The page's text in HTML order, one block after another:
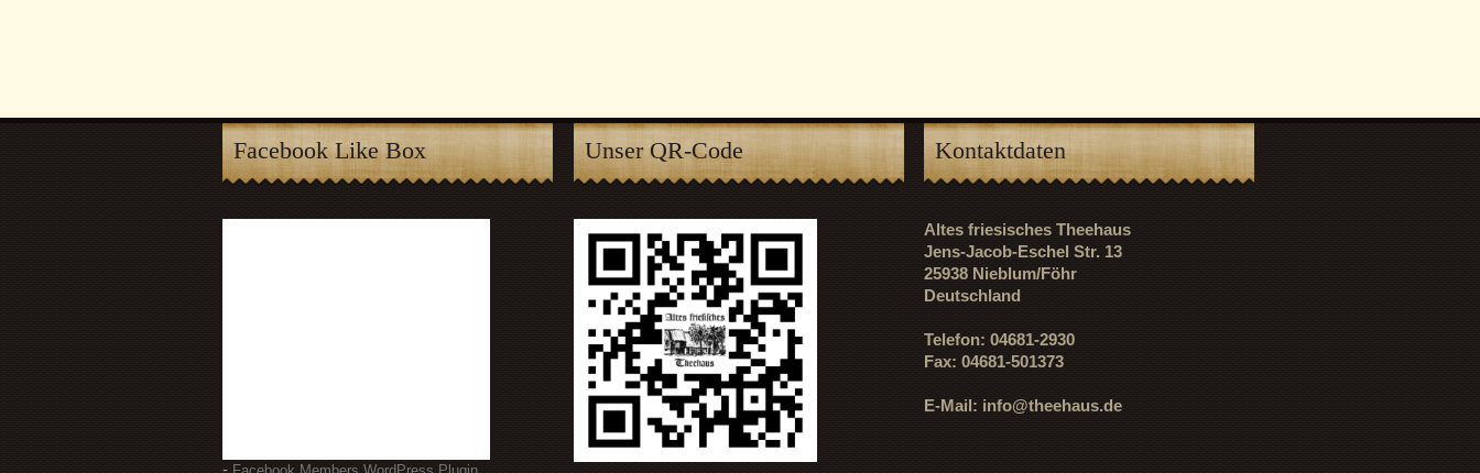
Facebook Like Box
-
Unser QR-Code Kontaktdaten
Altes friesisches Theehaus
Jens-Jacob-Eschel Str. 13
25938 Nieblum/Föhr
Deutschland
Telefon: 04681-2930
Fax: 04681-501373
E-Mail: info@theehaus.de